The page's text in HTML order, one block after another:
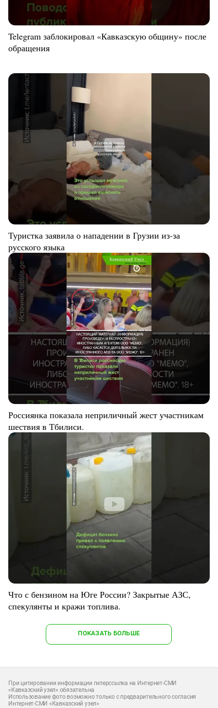
Telegram заблокировал «Кавказскую общину» после
обращения
Туристка заявила о нападении в Грузии из-за
русского языка
Россиянка показала неприличный жест участникам
шествия в Тбилиси.
Что с бензином на Юге России? Закрытые АЗС,
спекулянты и кражи топлива.
ПОКАЗАТЬ БОЛЬШЕ
При цитировании информации гиперссылка на Интернет-СМИ
«Кавказский узел» обязательна
Использование фото возможно только с предварительного согласия
Интернет-СМИ «Кавказский узел»